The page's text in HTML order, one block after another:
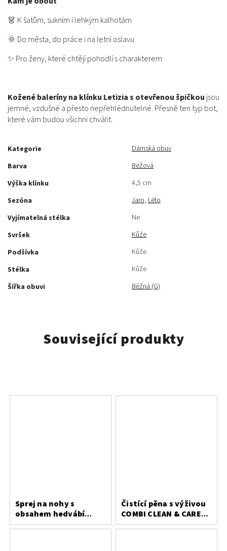
👗 K šatům, sukním i lehkým kalhotám
🌞 Do města, do práce i na letní oslavu
✨ Pro ženy, které chtějí pohodlí s charakterem
Kožené baleríny na klínku Letizia s otevřenou špičkou jsou
jemné, vzdušné a přesto nepřehlédnutelné. Přesně ten typ bot,
které vám budou všichni chválit.
Kategorie
Dámská obuv
Barva
Béžová
Výška klínku
4,5 cm
Sezóna
Jaro, Léto
Vyjímatelná stélka
Ne
Svršek
Kůže
Podšívka
Kůže
Stélka
Kůže
Šířka obuvi
Běžná (G)
Související produkty
Sprej na nohy s
obsahem hedvábí
Bergal
Čistící pěna s výživou
COMBI CLEAN & CARE
200 ml